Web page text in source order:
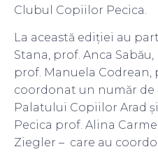
Clubul Copiilor Pecica.
La această ediției au
Stana, prof. Anca
prof. Manuela Codrean,
coordonat un număr de
Palatului Copiilor Arad
Pecica prof. Alina
Ziegler – care au